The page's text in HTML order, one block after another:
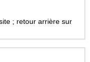
; retour arrière sur